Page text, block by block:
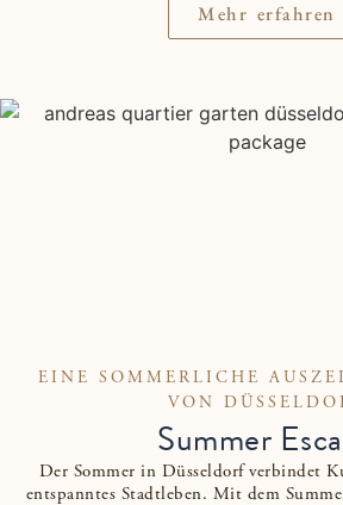
Mehr erfahren
EINE SOMMERLICHE
VON
Summer
Der Sommer in Düsseldorf verbindet
entspanntes Stadtleben. Mit dem